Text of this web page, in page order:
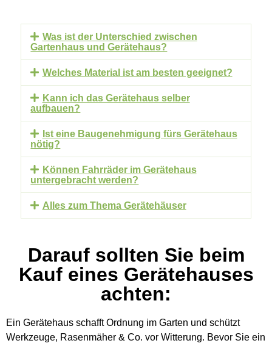
Was ist der Unterschied zwischen
Gartenhaus und Gerätehaus?
Welches Material ist am besten geeignet?
Kann ich das Gerätehaus selber
aufbauen?
Ist eine Baugenehmigung fürs Gerätehaus
nötig?
Können Fahrräder im Gerätehaus
untergebracht werden?
Alles zum Thema Gerätehäuser
Darauf sollten Sie beim
Kauf eines Gerätehauses
achten:
Ein Gerätehaus schafft Ordnung im Garten und schützt
Werkzeuge, Rasenmäher & Co. vor Witterung. Bevor Sie ein